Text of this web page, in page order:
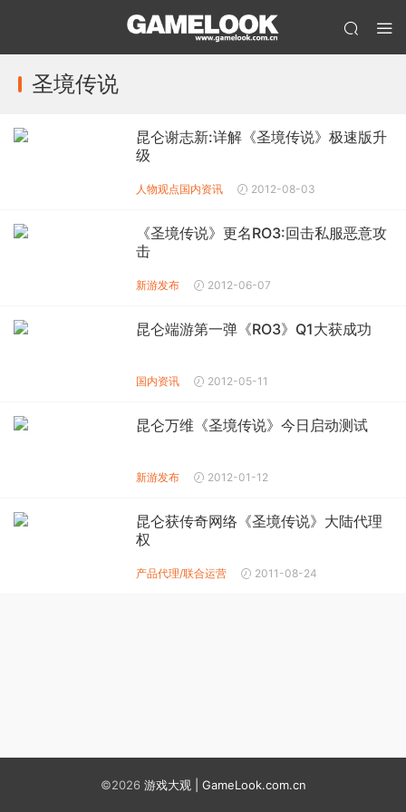
圣境传说
昆仑谢志新:详解《圣境传说》极速版升
级
人物观点国内资讯 2012-08-03
《圣境传说》更名RO3:回击私服恶意攻
击
新游发布 2012-06-07
昆仑端游第一弹《RO3》Q1大获成功
国内资讯 2012-05-11
昆仑万维《圣境传说》今日启动测试
新游发布 2012-01-12
昆仑获传奇网络《圣境传说》大陆代理
权
产品代理/联合运营 2011-08-24
©2026 游戏大观 | GameLook.com.cn